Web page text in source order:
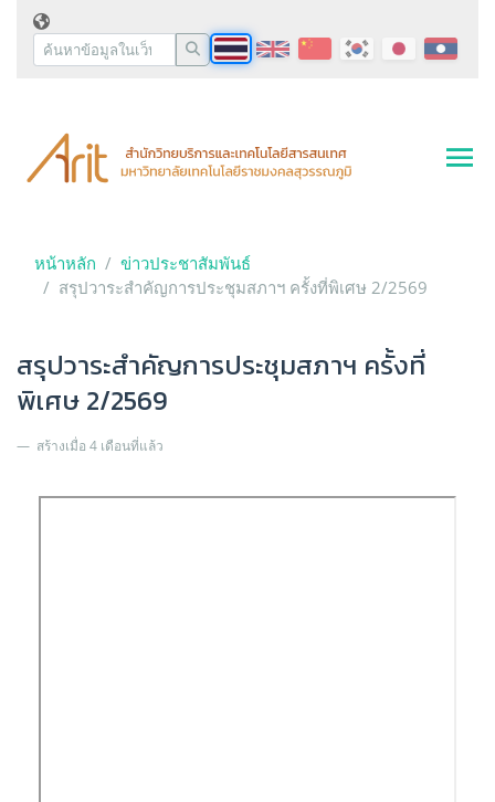
หน้าหลัก
ข่าวประชาสัมพันธ์
สรุปวาระสำคัญการประชุมสภาฯ ครั้งที่พิเศษ 2/2569
สรุปวาระสำคัญการประชุมสภาฯ ครั้งที่
พิเศษ 2/2569
สร้างเมื่อ 4 เดือนที่แล้ว